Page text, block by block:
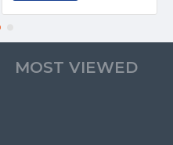
MOST VIEWED